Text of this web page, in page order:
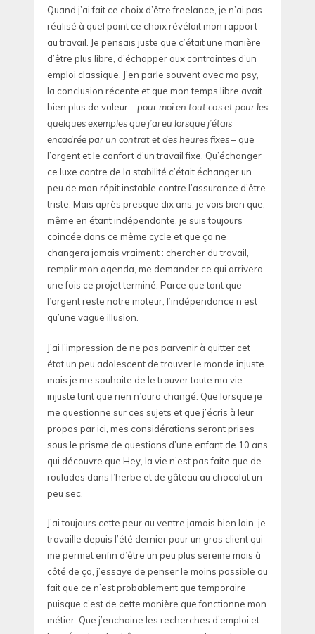
Quand j’ai fait ce choix d’être freelance, je n’ai pas
réalisé à quel point ce choix révélait mon rapport
au travail. Je pensais juste que c’était une manière
d’être plus libre, d’échapper aux contraintes d’un
emploi classique. J’en parle souvent avec ma psy,
la conclusion récente et que mon temps libre avait
bien plus de valeur –pour moi en tout cas et pour les
quelques exemples que j’ai eu lorsque j’étais
encadrée par un contrat et des heures fixes– que
l’argent et le confort d’un travail fixe. Qu’échanger
ce luxe contre de la stabilité c’était échanger un
peu de mon répit instable contre l’assurance d’être
triste. Mais après presque dix ans, je vois bien que,
même en étant indépendante, je suis toujours
coincée dans ce même cycle et que ça ne
changera jamais vraiment : chercher du travail,
remplir mon agenda, me demander ce qui arrivera
une fois ce projet terminé. Parce que tant que
l’argent reste notre moteur, l’indépendance n’est
qu’une vague illusion.
J’ai l’impression de ne pas parvenir à quitter cet
état un peu adolescent de trouver le monde injuste
mais je me souhaite de le trouver toute ma vie
injuste tant que rien n’aura changé. Que lorsque je
me questionne sur ces sujets et que j’écris à leur
propos par ici, mes considérations seront prises
sous le prisme de questions d’une enfant de 10 ans
qui découvre que Hey, la vie n’est pas faite que de
roulades dans l’herbe et de gâteau au chocolat un
peu sec.
J’ai toujours cette peur au ventre jamais bien loin, je
travaille depuis l’été dernier pour un gros client qui
me permet enfin d’être un peu plus sereine mais à
côté de ça, j’essaye de penser le moins possible au
fait que ce n’est probablement que temporaire
puisque c’est de cette manière que fonctionne mon
métier. Que j’enchaine les recherches d’emploi et